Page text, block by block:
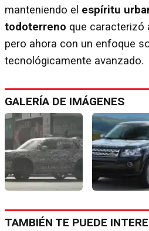
manteniendo el espíritu
todoterreno que caracterizó
pero ahora con un enfoque
tecnológicamente avanzado.
GALERÍA DE IMÁGENES
TAMBIÉN TE PUEDE